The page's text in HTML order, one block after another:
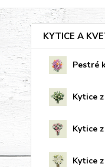
KYTICE A
Pestré
Kytice
Kytice
Kytice